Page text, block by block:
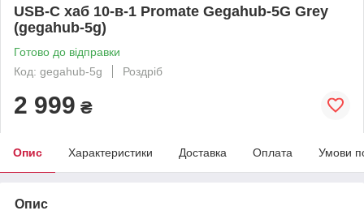
USB-C хаб 10-в-1 Promate Gegahub-5G Grey
(gegahub-5g)
Готово до відправки
Код: gegahub-5g
Роздріб
2 999 ₴
Опис Характеристики Доставка Оплата Умови
Опис